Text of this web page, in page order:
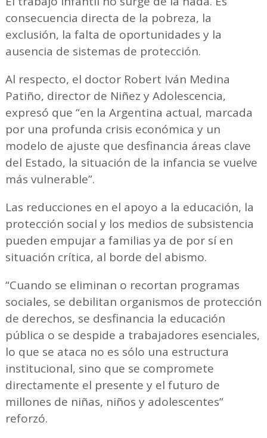
consecuencia directa de la pobreza, la
exclusión, la falta de oportunidades y la
ausencia de sistemas de protección.
Al respecto, el doctor Robert Iván Medina
Patiño, director de Niñez y Adolescencia,
expresó que “en la Argentina actual, marcada
por una profunda crisis económica y un
modelo de ajuste que desfinancia áreas clave
del Estado, la situación de la infancia se vuelve
más vulnerable”.
Las reducciones en el apoyo a la educación, la
protección social y los medios de subsistencia
pueden empujar a familias ya de por sí en
situación crítica, al borde del abismo.
“Cuando se eliminan o recortan programas
sociales, se debilitan organismos de protección
de derechos, se desfinancia la educación
pública o se despide a trabajadores esenciales,
lo que se ataca no es sólo una estructura
institucional, sino que se compromete
directamente el presente y el futuro de
millones de niñas, niños y adolescentes”
reforzó.